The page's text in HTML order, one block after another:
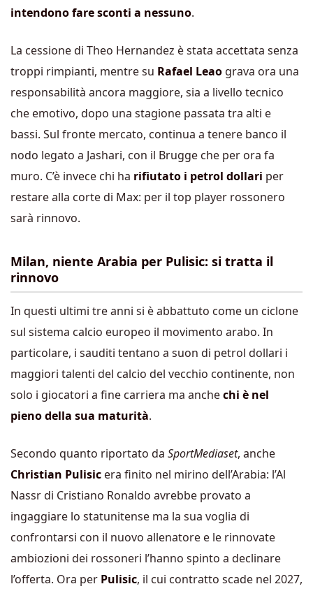
intendono fare sconti a nessuno.
La cessione di Theo Hernandez è stata accettata senza
troppi rimpianti, mentre su Rafael Leao grava ora una
responsabilità ancora maggiore, sia a livello tecnico
che emotivo, dopo una stagione passata tra alti e
bassi. Sul fronte mercato, continua a tenere banco il
nodo legato a Jashari, con il Brugge che per ora fa
muro. C’è invece chi ha rifiutato i petrol dollari per
restare alla corte di Max: per il top player rossonero
sarà rinnovo.
Milan, niente Arabia per Pulisic: si tratta il
rinnovo
In questi ultimi tre anni si è abbattuto come un ciclone
sul sistema calcio europeo il movimento arabo. In
particolare, i sauditi tentano a suon di petrol dollari i
maggiori talenti del calcio del vecchio continente, non
solo i giocatori a fine carriera ma anchechi è nel
pieno della sua maturità.
Secondo quanto riportato da SportMediaset, anche
Christian Pulisic era finito nel mirino dell’Arabia: l’Al
Nassr di Cristiano Ronaldo avrebbe provato a
ingaggiare lo statunitense ma la sua voglia di
confrontarsi con il nuovo allenatore e le rinnovate
ambiozioni dei rossoneri l’hanno spinto a declinare
l’offerta. Ora per Pulisic, il cui contratto scade nel 2027,